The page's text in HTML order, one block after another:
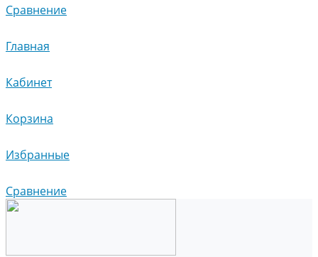
Сравнение
Главная
Кабинет
Корзина
Избранные
Сравнение